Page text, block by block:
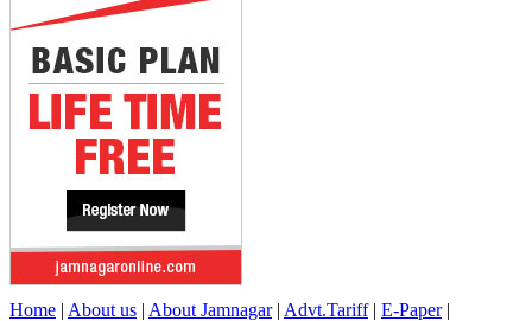
Home | About us | About Jamnagar| Advt.Tariff| E-Paper|